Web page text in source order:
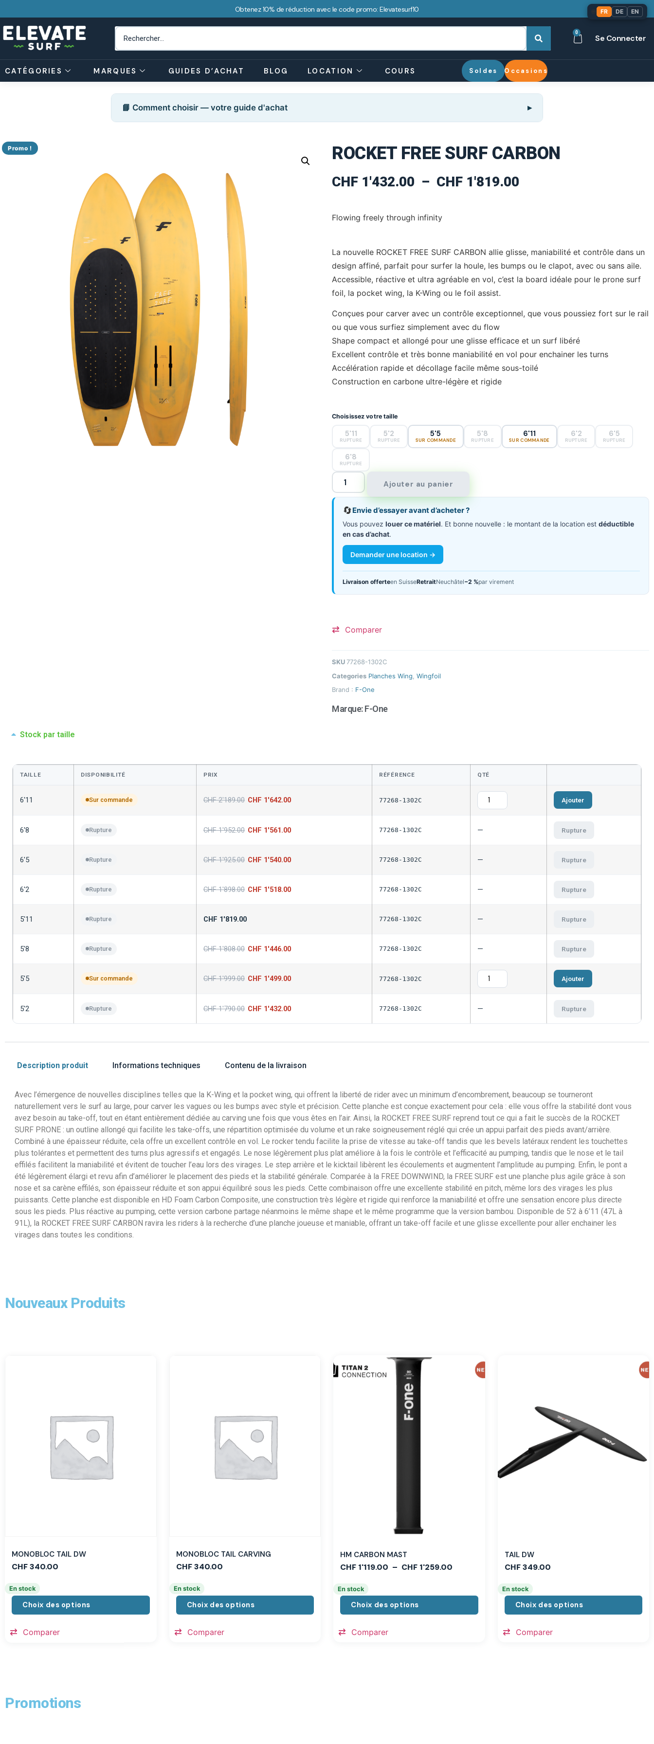
Obtenez 10% de réduction avec le code promo: Elevatesurf10
0
Se Connecter
CATÉGORIES MARQUES GUIDES D’ACHAT BLOG LOCATION COURS Soldes Occasions
📘 Comment choisir — votre guide d'achat
Promo ! ROCKET FREE SURF CARBON
CHF 1'432.00 – CHF 1'819.00
Flowing freely through infinity
La nouvelle ROCKET FREE SURF CARBON allie glisse, maniabilité et contrôle dans un
design affiné, parfait pour surfer la houle, les bumps ou le clapot, avec ou sans aile.
Accessible, réactive et ultra agréable en vol, c’est la board idéale pour le prone surf
foil, la pocket wing, la K-Wing ou le foil assist.
Conçues pour carver avec un contrôle exceptionnel, que vous poussiez fort sur le rail
ou que vous surfiez simplement avec du flow
Shape compact et allongé pour une glisse efficace et un surf libéré
Excellent contrôle et très bonne maniabilité en vol pour enchainer les turns
Accélération rapide et décollage facile même sous-toilé
Construction en carbone ultre-légère et rigide
Choisissez votre taille
5'11
RUPTURE
5'2
RUPTURE
5'5
SUR COMMANDE
5'8
RUPTURE
6'11
SUR COMMANDE
6'2
RUPTURE
6'5
RUPTURE
6'8
RUPTURE
Ajouter au panier
🔄Envie d’essayer avant d’acheter ?
Vous pouvez louer ce matériel. Et bonne nouvelle : le montant de la location est déductible
en cas d’achat.
Demander une location →
Livraison offerteen SuisseRetraitNeuchâtel−2 %par virement
Comparer
SKU 77268-1302C
Categories Planches Wing Wingfoil
Brand : F-One
Marque:F-One
Stock par taille
TAILLE DISPONIBILITÉ PRIX RÉFÉRENCE QTÉ
6'11 Sur commande CHF2'189.00 CHF 1'642.00 77268-1302C Ajouter
6'8 Rupture CHF1'952.00 CHF 1'561.00 77268-1302C — Rupture
6'5 Rupture CHF1'925.00 CHF 1'540.00 77268-1302C — Rupture
6'2 Rupture CHF1'898.00 CHF 1'518.00 77268-1302C — Rupture
5'11 Rupture CHF 1'819.00 77268-1302C — Rupture
5'8 Rupture CHF1'808.00 CHF 1'446.00 77268-1302C — Rupture
5'5 Sur commande CHF1'999.00 CHF 1'499.00 77268-1302C Ajouter
5'2 Rupture CHF1'790.00 CHF 1'432.00 77268-1302C — Rupture
Description produit Informations techniques Contenu de la livraison
Avec l’émergence de nouvelles disciplines telles que la K-Wing et la pocket wing, qui offrent la liberté de rider avec un minimum d’encombrement, beaucoup se tourneront
naturellement vers le surf au large, pour carver les vagues ou les bumps avec style et précision. Cette planche est conçue exactement pour cela : elle vous offre la stabilité dont vous
avez besoin au take-off, tout en étant entièrement dédiée au carving une fois que vous êtes en l’air. Ainsi, la ROCKET FREE SURF reprend tout ce qui a fait le succès de la ROCKET
SURF PRONE : un outline allongé qui facilite les take-offs, une répartition optimisée du volume et un rake soigneusement réglé qui crée un appui parfait des pieds avant/arrière.
Combiné à une épaisseur réduite, cela offre un excellent contrôle en vol. Le rocker tendu facilite la prise de vitesse au take-off tandis que les bevels latéraux rendent les touchettes
plus tolérantes et permettent des turns plus agressifs et engagés. Le nose légèrement plus plat améliore à la fois le contrôle et l’efficacité au pumping, tandis que le nose et le tail
effilés facilitent la maniabilité et évitent de toucher l’eau lors des virages. Le step arrière et le kicktail libèrent les écoulements et augmentent l’amplitude au pumping. Enfin, le pont a
été légèrement élargi et revu afin d’améliorer le placement des pieds et la stabilité générale. Comparée à la FREE DOWNWIND, la FREE SURF est une planche plus agile grâce à son
nose et sa carène effilés, son épaisseur réduite et son appui équilibré sous les pieds. Cette combinaison offre une excellente stabilité en pitch, même lors des virages les plus
puissants. Cette planche est disponible en HD Foam Carbon Composite, une construction très légère et rigide qui renforce la maniabilité et offre une sensation encore plus directe
sous les pieds. Plus réactive au pumping, cette version carbone partage néanmoins le même shape et le même programme que la version bambou. Disponible de 5’2 à 6’11 (47L à
91L), la ROCKET FREE SURF CARBON ravira les riders à la recherche d’une planche joueuse et maniable, offrant un take-off facile et une glisse excellente pour aller enchainer les
virages dans toutes les conditions.
Nouveaux Produits
MONOBLOC TAIL DW
CHF340.00
En stock
Choix des options
Comparer
MONOBLOC TAIL CARVING
CHF340.00
En stock
Choix des options
Comparer
HM CARBON MAST
CHF 1'119.00 – CHF 1'259.00
En stock
Choix des options
Comparer
TAIL DW
CHF349.00
En stock
Choix des options
Comparer
Promotions
FR DE EN